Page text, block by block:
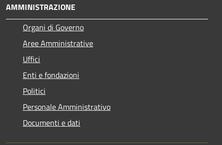
AMMINISTRAZIONE
Organi di Governo
Aree Amministrative
Uffici
Enti e fondazioni
Politici
Personale Amministrativo
Documenti e dati